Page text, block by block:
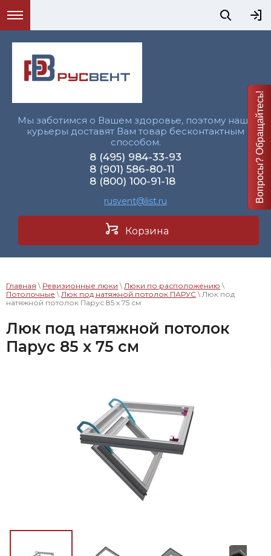
Мы заботимся о Вашем здоровье, поэтому наши
курьеры доставят Вам товар бесконтактным
способом.
8 (495) 984-33-93
8 (901) 586-80-11
8 (800) 100-91-18
rusvent@list.ru
Корзина
Главная \ Ревизионные люки \ Люки по расположению \
Потолочные \ Люк под натяжной потолок ПАРУС \ Люк под
натяжной потолок Парус 85 x 75 см
Люк под натяжной потолок
Парус 85 x 75 см
Вопросы? Обращайтесь!